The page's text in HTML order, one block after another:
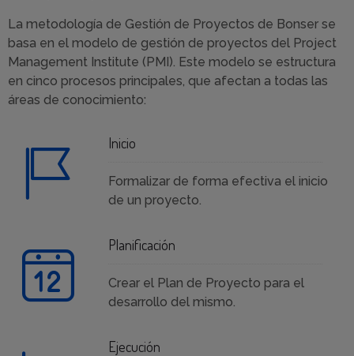
La metodología de Gestión de Proyectos de Bonser se
basa en el modelo de gestión de proyectos del Project
Management Institute (PMI). Este modelo se estructura
en cinco procesos principales, que afectan a todas las
áreas de conocimiento:
Inicio
Formalizar de forma efectiva el inicio
de un proyecto.
Planificación
Crear el Plan de Proyecto para el
desarrollo del mismo.
Ejecución